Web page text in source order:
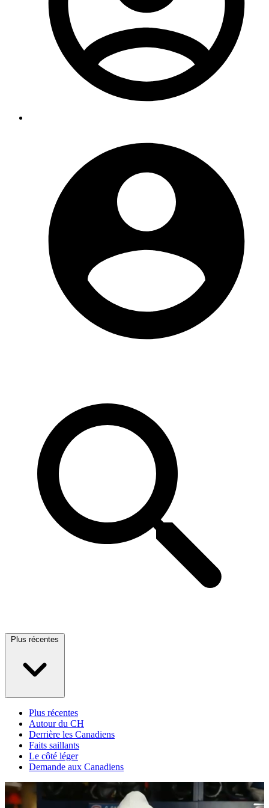
Plus récentes
Plus récentes
Autour du CH
Derrière les Canadiens
Faits saillants
Le côté léger
Demande aux Canadiens